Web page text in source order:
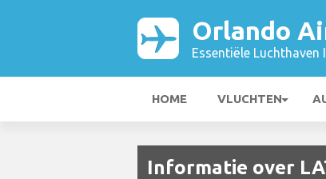
Orlando
Essentiële
HOME VLUCHTEN
Informatie over